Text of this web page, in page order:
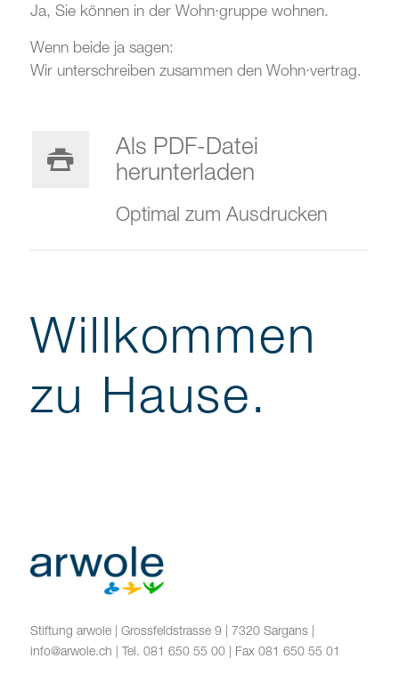
Ja, Sie können in der Wohn·gruppe wohnen.
Wenn beide ja sagen:
Wir unterschreiben zusammen den Wohn·vertrag.
Als PDF-Datei
herunterladen
Optimal zum Ausdrucken
Willkommen
zu Hause.
Stiftung arwole | Grossfeldstrasse 9 | 7320 Sargans |
info@arwole.ch | Tel. 081 650 55 00| Fax 081 650 55 01